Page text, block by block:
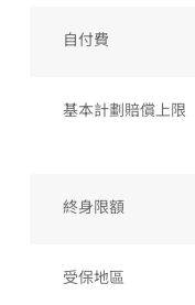
自付費
基本計劃賠償上限
終身限額
受保地區